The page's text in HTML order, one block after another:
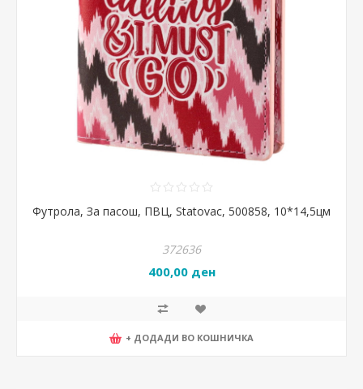
Футрола, За пасош, ПВЦ, Statovac, 500858, 10*14,5цм
372636
400,00 ден
+ ДОДАДИ ВО КОШНИЧКА